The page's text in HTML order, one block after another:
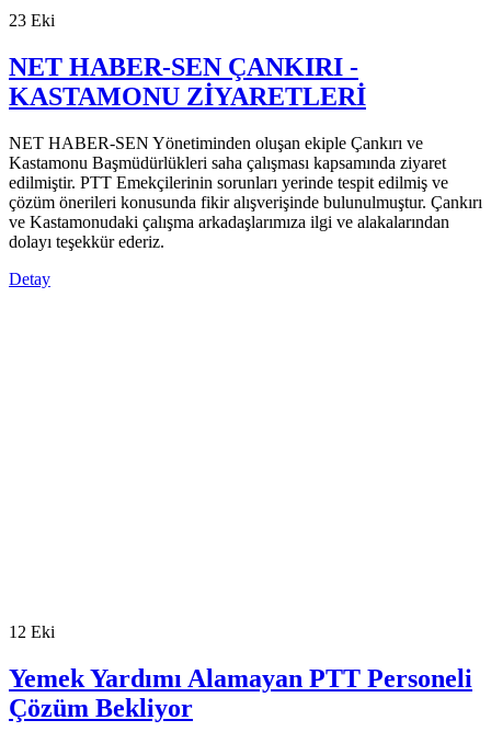
23 Eki
NET HABER-SEN ÇANKIRI -
KASTAMONU ZİYARETLERİ
NET HABER-SEN Yönetiminden oluşan ekiple Çankırı ve
Kastamonu Başmüdürlükleri saha çalışması kapsamında ziyaret
edilmiştir. PTT Emekçilerinin sorunları yerinde tespit edilmiş ve
çözüm önerileri konusunda fikir alışverişinde bulunulmuştur. Çankırı
ve Kastamonudaki çalışma arkadaşlarımıza ilgi ve alakalarından
dolayı teşekkür ederiz.
Detay
12 Eki
Yemek Yardımı Alamayan PTT Personeli
Çözüm Bekliyor